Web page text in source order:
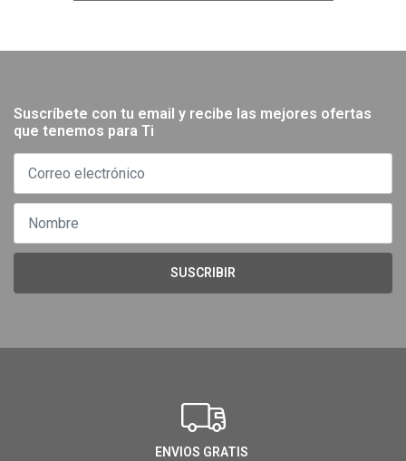
Suscríbete con tu email y recibe las mejores ofertas
que tenemos para Ti
SUSCRIBIR
ENVIOS GRATIS